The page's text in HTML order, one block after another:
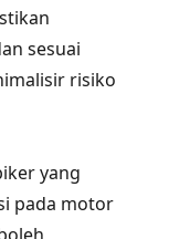
sesuai
risiko
yang
pada motor